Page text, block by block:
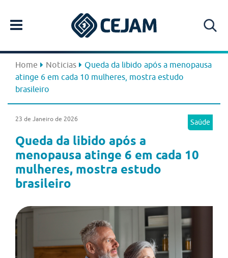
Home Noticias
Queda da libido após a menopausa
atinge 6 em cada 10 mulheres, mostra estudo
brasileiro
Saúde
23 de Janeiro de 2026
Queda da libido após a
menopausa atinge 6 em cada 10
mulheres, mostra estudo
brasileiro